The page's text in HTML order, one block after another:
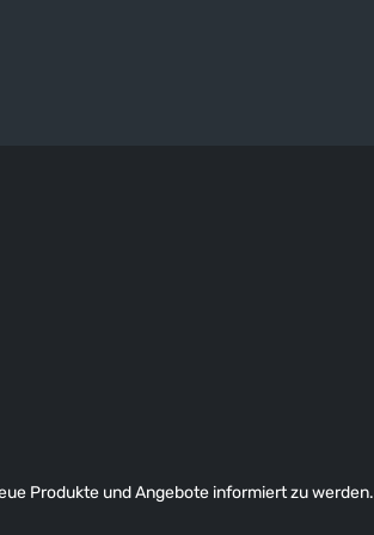
Produkte und Angebote informiert zu werden.